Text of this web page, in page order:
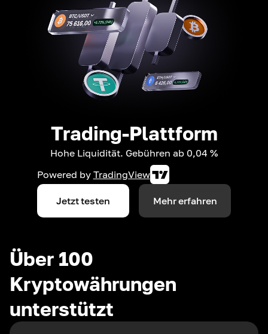
Trading-Plattform
Hohe Liquidität. Gebühren ab 0,04 %
Powered by TradingView
Jetzt testen Mehr erfahren
Über 100
Kryptowährungen
unterstützt